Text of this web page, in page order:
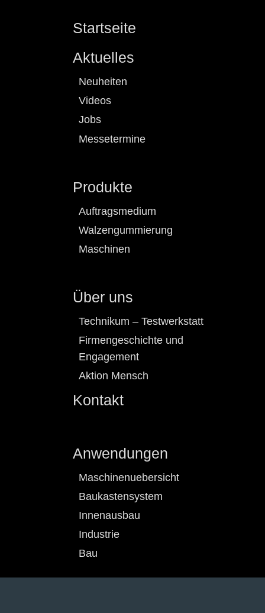
Startseite
Aktuelles
Neuheiten
Videos
Jobs
Messetermine
Produkte
Auftragsmedium
Walzengummierung
Maschinen
Über uns
Technikum – Testwerkstatt
Firmengeschichte und
Engagement
Aktion Mensch
Kontakt
Anwendungen
Maschinenuebersicht
Baukastensystem
Innenausbau
Industrie
Bau